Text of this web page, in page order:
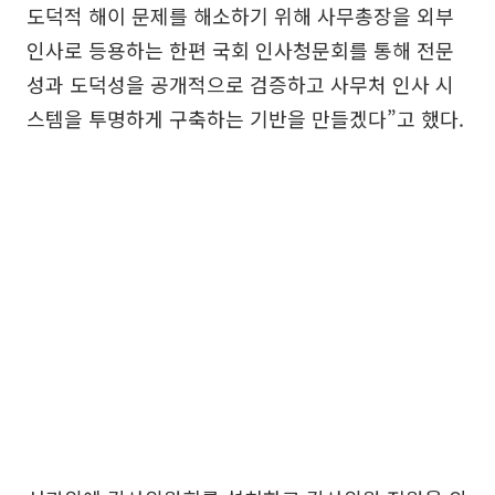
도덕적 해이 문제를 해소하기 위해 사무총장을 외부
인사로 등용하는 한편 국회 인사청문회를 통해 전문
성과 도덕성을 공개적으로 검증하고 사무처 인사 시
스템을 투명하게 구축하는 기반을 만들겠다”고 했다.